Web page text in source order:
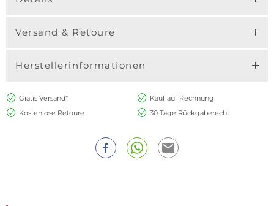
Versand & Retoure
Herstellerinformationen
Gratis Versand*
Kauf auf Rechnung
Kostenlose Retoure
30 Tage Rückgaberecht